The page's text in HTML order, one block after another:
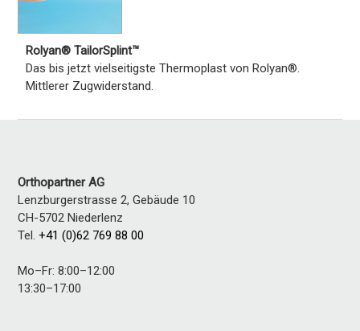
Rolyan® TailorSplint™
Das bis jetzt vielseitigste Thermoplast von Rolyan®.
Mittlerer Zugwiderstand.
Orthopartner AG
Lenzburgerstrasse 2, Gebäude 10
CH-5702 Niederlenz
Tel.+41 (0)62 769 88 00
Mo–Fr: 8:00–12:00
13:30–17:00